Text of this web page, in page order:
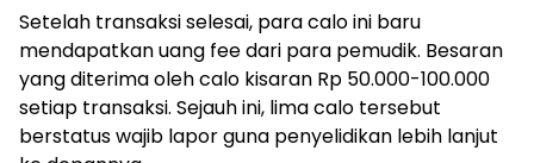
Setelah transaksi selesai, para calo ini baru
mendapatkan uang fee dari para pemudik. Besaran
yang diterima oleh calo kisaran Rp 50.000-100.000
setiap transaksi. Sejauh ini, lima calo tersebut
berstatus wajib lapor guna penyelidikan lebih lanjut